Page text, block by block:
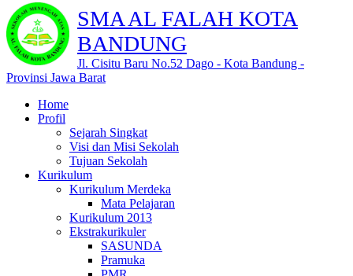
SMA AL FALAH KOTA
BANDUNG
Jl. Cisitu Baru No.52 Dago - Kota Bandung -
Provinsi Jawa Barat
Home
Profil
Sejarah Singkat
Visi dan Misi Sekolah
Tujuan Sekolah
Kurikulum
Kurikulum Merdeka
Mata Pelajaran
Kurikulum 2013
Ekstrakurikuler
SASUNDA
Pramuka